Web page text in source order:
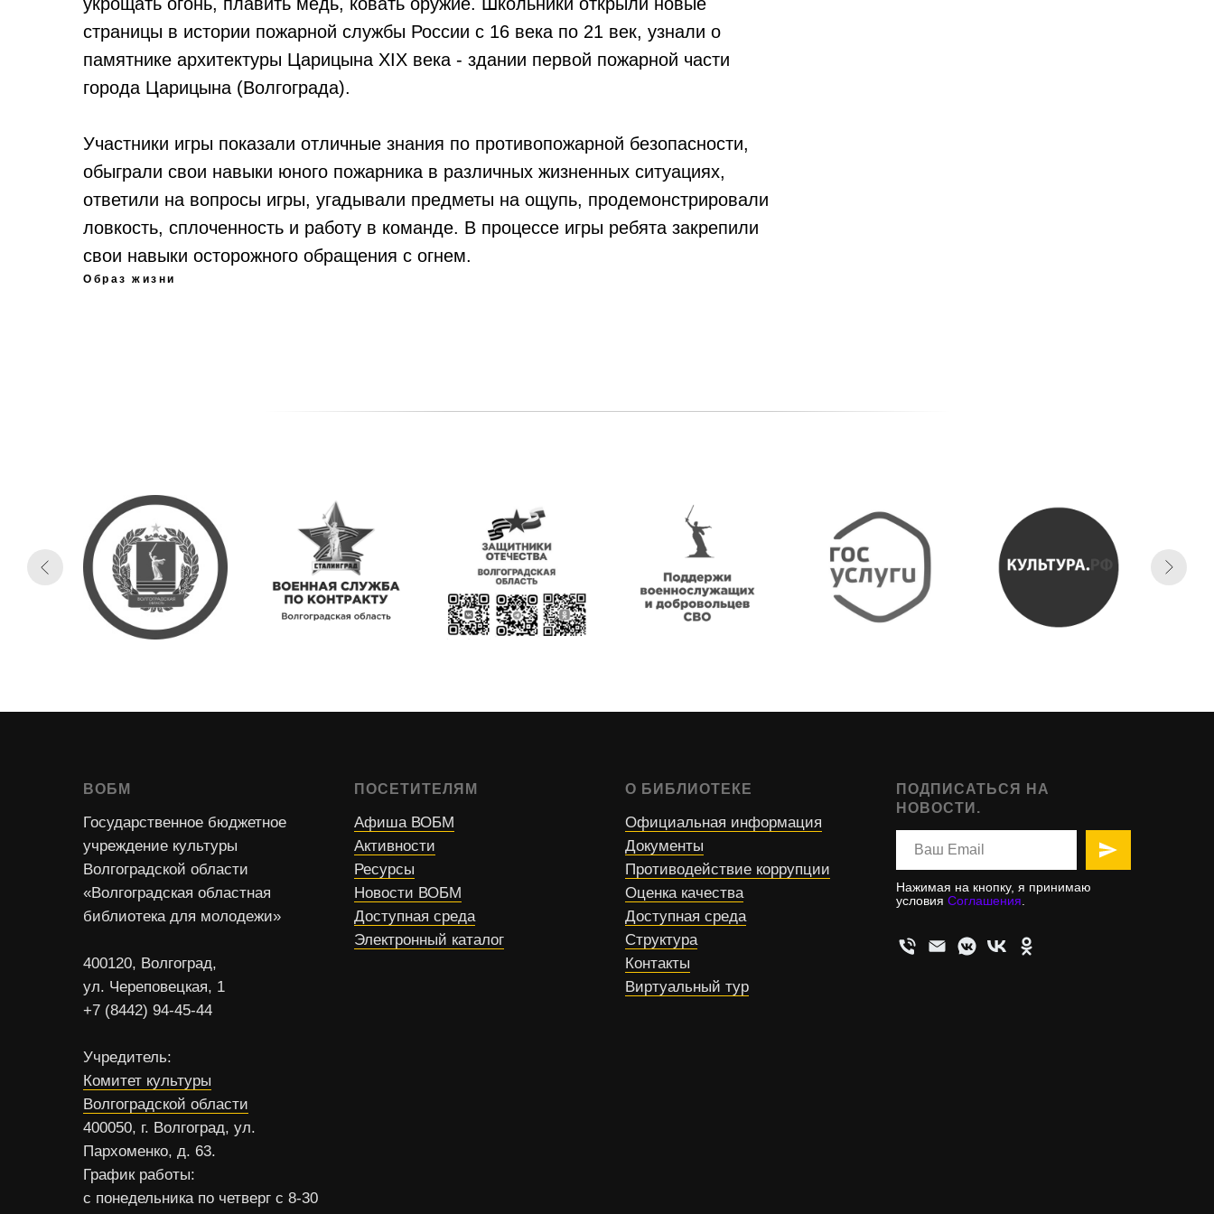
страницы в истории пожарной службы России с 16 века по 21 век, узнали о
памятнике архитектуры Царицына XIX века - здании первой пожарной части
города Царицына (Волгограда).
Участники игры показали отличные знания по противопожарной безопасности,
обыграли свои навыки юного пожарника в различных жизненных ситуациях,
ответили на вопросы игры, угадывали предметы на ощупь, продемонстрировали
ловкость, сплоченность и работу в команде. В процессе игры ребята закрепили
свои навыки осторожного обращения с огнем.
Образ жизни
ВОБМ
Государственное бюджетное
учреждение культуры
Волгоградской области
«Волгоградская областная
библиотека для молодежи»
400120, Волгоград,
ул. Череповецкая, 1
+7 (8442) 94-45-44
Учредитель:
Комитет культуры
Волгоградской области
400050, г. Волгоград, ул.
Пархоменко, д. 63.
График работы:
с понедельника по четверг с 8-30
ПОСЕТИТЕЛЯМ
Афиша ВОБМ
Активности
Ресурсы
Новости ВОБМ
Доступная среда
Электронный каталог
О БИБЛИОТЕКЕ
Официальная информация
Документы
Противодействие коррупции
Оценка качества
Доступная среда
Структура
Контакты
Виртуальный тур
ПОДПИСАТЬСЯ НА
НОВОСТИ.
Нажимая на кнопку, я принимаю
условия Соглашения